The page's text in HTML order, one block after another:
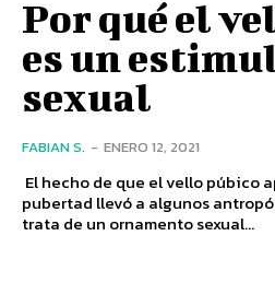
Por qué el
es un
sexual
FABIAN S. - ENERO 12, 2021
El hecho de que el vello púbico
pubertad llevó a algunos
trata de un ornamento sexual...